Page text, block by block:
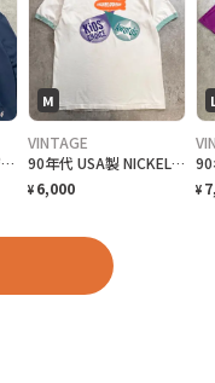
carhartt FR ハーフジップ 刺繍企業ロゴ ネイビー スウェット
M
VINTAGE
90年代 USA製 NICKELODEO KID'S CHOICE AWARDS リンガーTシャツ メンズM 古着 1997 90s VINTAGE ヴィンテージ ニコロデオン キッズチョイスアワード バックプリント 裾シングルステッチ 白色
¥ 6,000 ¥